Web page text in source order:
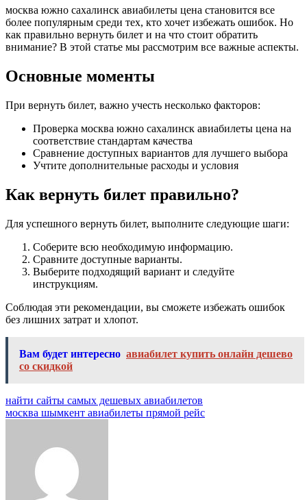
москва южно сахалинск авиабилеты цена становится все
более популярным среди тех, кто хочет избежать ошибок. Но
как правильно вернуть билет и на что стоит обратить
внимание? В этой статье мы рассмотрим все важные аспекты.
Основные моменты
При вернуть билет, важно учесть несколько факторов:
Проверка москва южно сахалинск авиабилеты цена на
соответствие стандартам качества
Сравнение доступных вариантов для лучшего выбора
Учтите дополнительные расходы и условия
Как вернуть билет правильно?
Для успешного вернуть билет, выполните следующие шаги:
Соберите всю необходимую информацию.
Сравните доступные варианты.
Выберите подходящий вариант и следуйте
инструкциям.
Соблюдая эти рекомендации, вы сможете избежать ошибок
без лишних затрат и хлопот.
Вам будет интересно авиабилет купить онлайн дешево
со скидкой
Навигация
по
найти сайты самых дешевых авиабилетов
москва шымкент авиабилеты прямой рейс